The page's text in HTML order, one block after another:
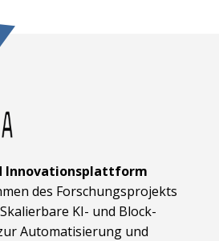
Innovationsplattform
des Forschungsprojekts
KI- und Block­
Automatisierung und